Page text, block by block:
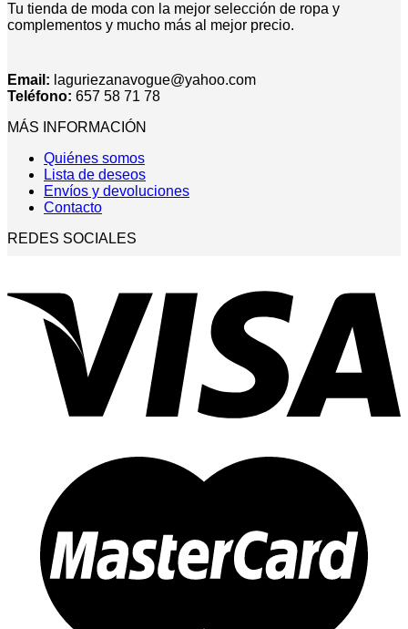
Tu tienda de moda con la mejor selección de ropa y
complementos y mucho más al mejor precio.
Email: laguriezanavogue@yahoo.com
Teléfono: 657 58 71 78
MÁS INFORMACIÓN
Quiénes somos
Lista de deseos
Envíos y devoluciones
Contacto
REDES SOCIALES